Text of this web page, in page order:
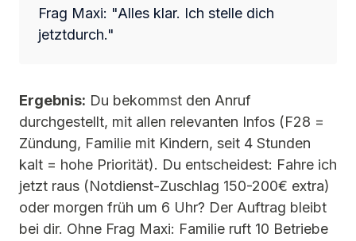
Frag Maxi: "Alles klar. Ich stelle dich
jetztdurch."
Ergebnis: Du bekommst den Anruf
durchgestellt, mit allen relevanten Infos (F28 =
Zündung, Familie mit Kindern, seit 4 Stunden
kalt = hohe Priorität). Du entscheidest: Fahre ich
jetzt raus (Notdienst-Zuschlag 150-200€ extra)
oder morgen früh um 6 Uhr? Der Auftrag bleibt
bei dir. Ohne Frag Maxi: Familie ruft 10 Betriebe